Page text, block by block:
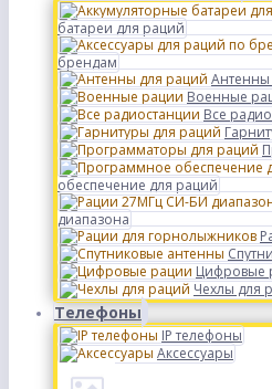
батареи для раций
брендам
Антенны
Военные
Все
обеспечение для раций
диапазона
Цифровые
Чехлы для
Телефоны
IP телефоны
Аксессуары